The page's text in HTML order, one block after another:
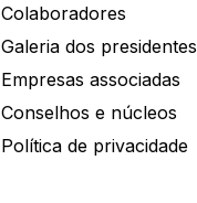
Colaboradores
Galeria dos presidentes
Empresas associadas
Conselhos e núcleos
Política de privacidade